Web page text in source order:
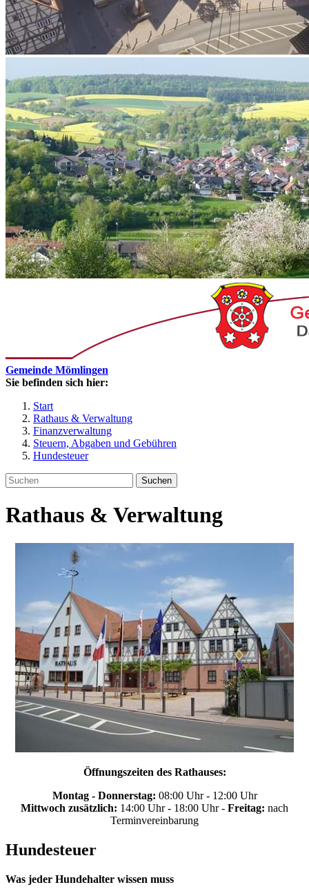
Gemeinde Mömlingen
Sie befinden sich hier:
Start
Rathaus & Verwaltung
Finanzverwaltung
Steuern, Abgaben und Gebühren
Hundesteuer
Suchen
Rathaus & Verwaltung
Öffnungszeiten des Rathauses:
Montag - Donnerstag: 08:00 Uhr - 12:00 Uhr
Mittwoch zusätzlich: 14:00 Uhr - 18:00 Uhr - Freitag: nach
Terminvereinbarung
Hundesteuer
Was jeder Hundehalter wissen muss